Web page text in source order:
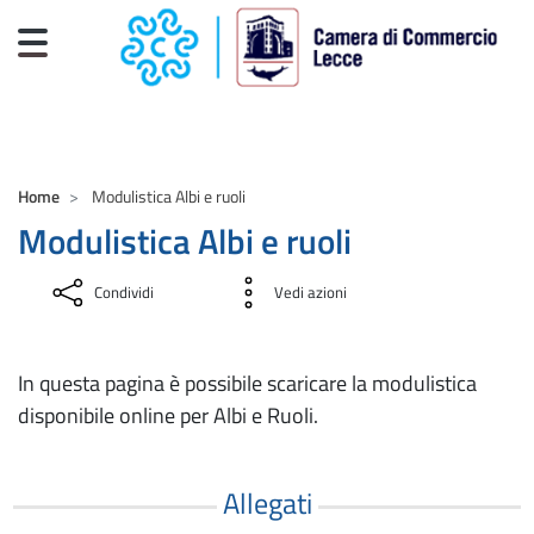
Salta al contenuto principale
Home Modulistica Albi e ruoli
Modulistica Albi e ruoli
Condividi Vedi azioni
In questa pagina è possibile scaricare la modulistica
disponibile online per Albi e Ruoli.
Allegati